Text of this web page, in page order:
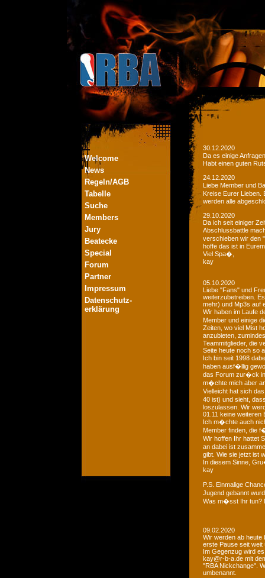
Welcome
News
Regeln/AGB
Tabelle
Suche
Members
Jury
Beatecke
Special
Forum
Partner
Impressum
Datenschutz-
erklärung
30.12.2020
Da es einige
Habt einen guten
24.12.2020
Liebe Member und
Kreise Eurer Lieben.
werden alle
29.10.2020
Da ich seit einiger
Abschlussbattle
verschieben wir den
hoffe das ist in
Viel Spa�,
kay
05.10.2020
Liebe "Fans" und
weiterzubetreiben.
mehr) und Mp3s auf
Wir haben im Laufe
Member und einige
Zeiten, wo viel Mist
anzubieten,
Teammitglieder, die
Seite heute noch so
Ich bin seit 1998
haben ausf�llig
das Forum zur�ck
m�chte mich aber
Vielleicht hat sich
40 ist) und sieht,
loszulassen. Wir
01.11 keine weiteren
Ich m�chte auch
Member finden, die
Wir hoffen Ihr hattet
an dabei ist
gibt. Wie sie jetzt ist
In diesem Sinne,
kay
P.S. Einmalige
Jugend gebannt
Was m�sst Ihr tun?
09.02.2020
Wir werden ab heute
erste Pause seit weit
Im Gegenzug wird
kay@r-b-a.de mit
"RBA Nickchange".
umbenannt.